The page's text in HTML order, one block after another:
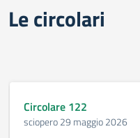
Le circolari
Circolare 122
sciopero 29 maggio 2026